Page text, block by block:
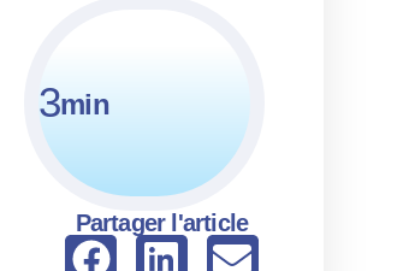
3min
Partager l'article